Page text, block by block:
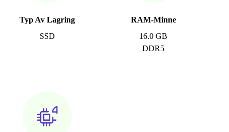
Typ Av Lagring
SSD
RAM-Minne
16.0 GB
DDR5